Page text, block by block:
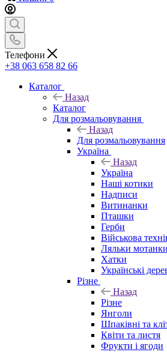
Телефони
+38 063 658 82 66
Каталог
Назад
Каталог
Для розмальовування
Назад
Для розмальовування
Україна
Назад
Україна
Наші котики
Надписи
Витинанки
Пташки
Герби
Військова
Ляльки мотанки
Хатки
Українські
Різне
Назад
Різне
Янголи
Шпаківні та
Квіти та листя
Фрукти і ягоди